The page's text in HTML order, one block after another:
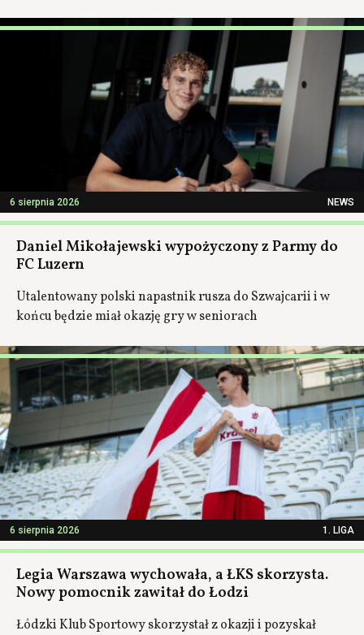
6 sierpnia 2026 NEWS
Daniel Mikołajewski wypożyczony z Parmy do
FC Luzern
Utalentowany polski napastnik rusza do Szwajcarii i w
końcu będzie miał okazję gry w seniorach
6 sierpnia 2026 1. LIGA
Legia Warszawa wychowała, a ŁKS skorzysta.
Nowy pomocnik zawitał do Łodzi
Łódzki Klub Sportowy skorzystał z okazji i pozyskał